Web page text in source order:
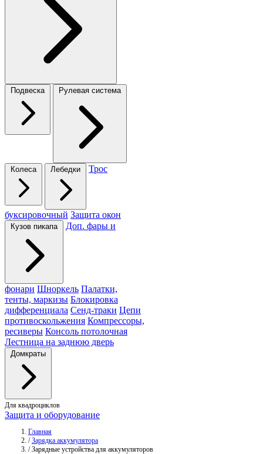
Подвеска Рулевая система
Колеса Лебедки Трос
буксировочный Защита окон
Кузов пикапа Доп. фары и
фонари Шноркель Палатки,
тенты, маркизы Блокировка
дифференциала Сенд-траки Цепи
противоскольжения Компрессоры,
ресиверы Консоль потолочная
Лестница на заднюю дверь
Домкраты
Для квадроциклов
Защита и оборудование
Главная
/ Зарядка аккумулятора
/ Зарядные устройства для аккумуляторов